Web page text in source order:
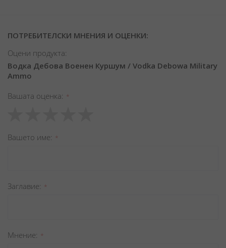
ПОТРЕБИТЕЛСКИ МНЕНИЯ И ОЦЕНКИ:
Оцени продукта:
Водка Дебова Военен Куршум / Vodka Debowa Military
Ammo
Вашата оценка
star
stars
stars
stars
stars
Вашето име
Заглавиe
Мнение